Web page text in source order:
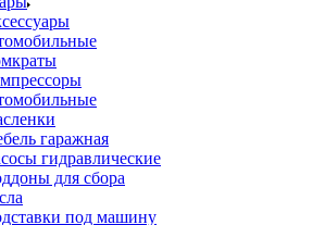
гаражная
гидравлические
для сбора
под машину